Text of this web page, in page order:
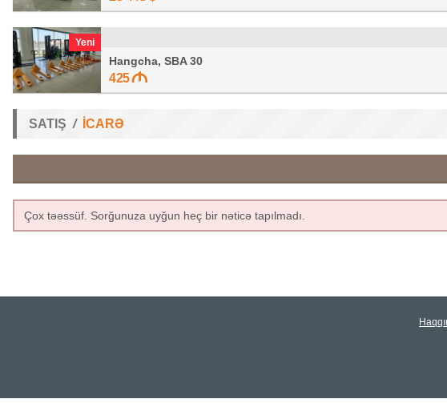
Yeni
Hangcha, SBA 30
425
SATIŞ İCARƏ
Çox təəssüf. Sorğunuza uyğun heç bir nəticə tapılmadı.